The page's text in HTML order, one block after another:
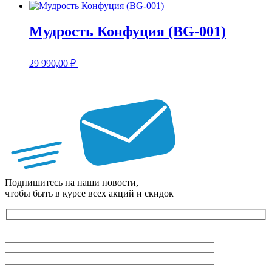
Мудрость Конфуция (BG-001)
29 990,00 ₽
Подпишитесь на наши новости,
чтобы быть в курсе всех акций и скидок